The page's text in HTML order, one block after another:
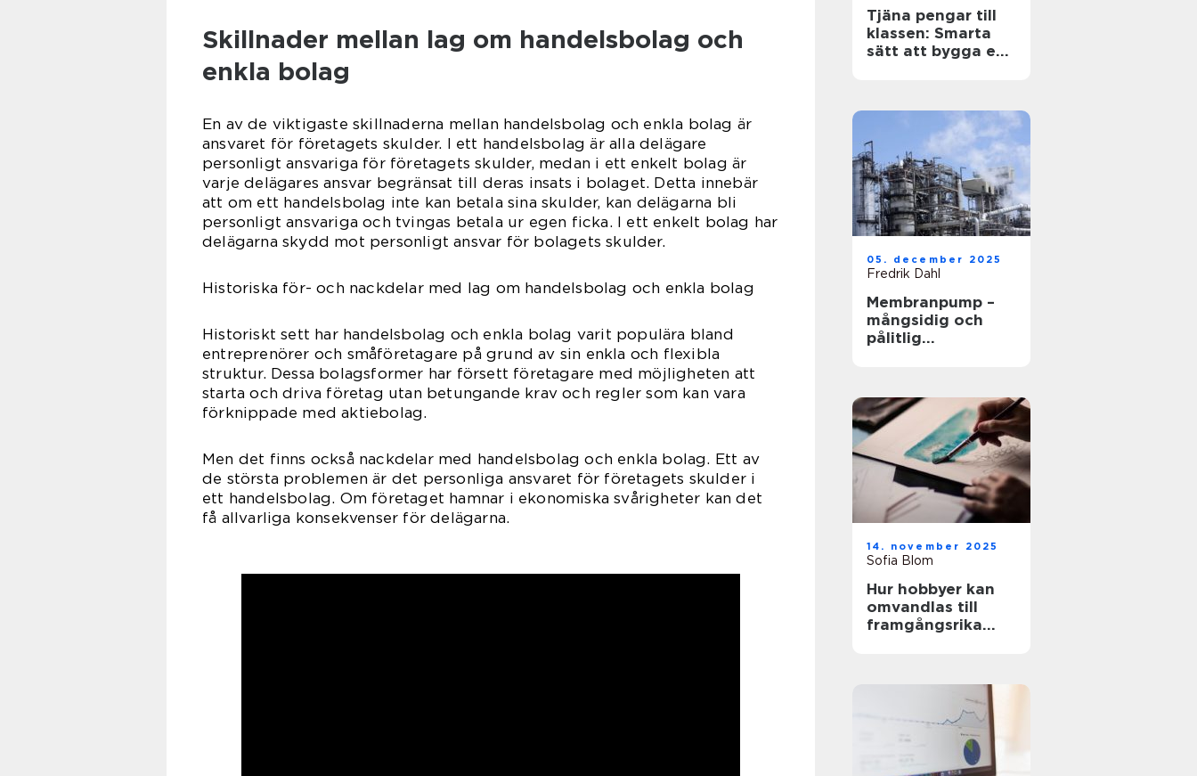
Skillnader mellan lag om handelsbolag och
enkla bolag
En av de viktigaste skillnaderna mellan handelsbolag och enkla bolag är
ansvaret för företagets skulder. I ett handelsbolag är alla delägare
personligt ansvariga för företagets skulder, medan i ett enkelt bolag är
varje delägares ansvar begränsat till deras insats i bolaget. Detta innebär
att om ett handelsbolag inte kan betala sina skulder, kan delägarna bli
personligt ansvariga och tvingas betala ur egen ficka. I ett enkelt bolag har
delägarna skydd mot personligt ansvar för bolagets skulder.
Historiska för- och nackdelar med lag om handelsbolag och enkla bolag
Historiskt sett har handelsbolag och enkla bolag varit populära bland
entreprenörer och småföretagare på grund av sin enkla och flexibla
struktur. Dessa bolagsformer har försett företagare med möjligheten att
starta och driva företag utan betungande krav och regler som kan vara
förknippade med aktiebolag.
Men det finns också nackdelar med handelsbolag och enkla bolag. Ett av
de största problemen är det personliga ansvaret för företagets skulder i
ett handelsbolag. Om företaget hamnar i ekonomiska svårigheter kan det
få allvarliga konsekvenser för delägarna.
Tjäna pengar till
klassen: Smarta
sätt att bygga en
05. december 2025
Fredrik Dahl
Membranpump –
mångsidig och
pålitlig
14. november 2025
Sofia Blom
Hur hobbyer kan
omvandlas till
framgångsrika